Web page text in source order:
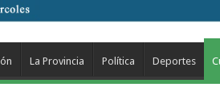
La Provincia Política Deportes